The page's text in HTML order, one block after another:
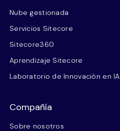
Nube gestionada
Servicios Sitecore
Sitecore360
Aprendizaje Sitecore
Laboratorio de Innovación en IA
Compañía
Sobre nosotros